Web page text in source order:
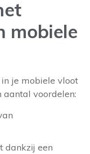
mobiele
je mobiele vloot
aantal voordelen:
dankzij een